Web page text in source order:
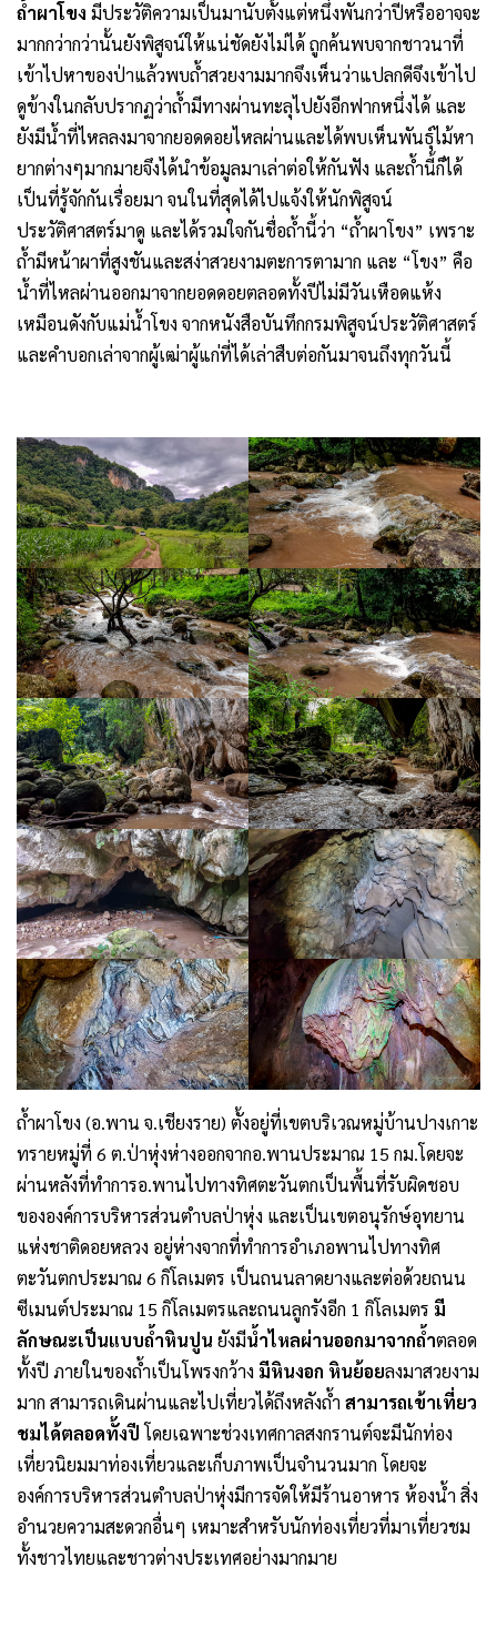
ถ้ำผาโขง มีประวัติความเป็นมานับตั้งแต่หนึ่งพันกว่าปีหรืออาจจะ
มากกว่ากว่านั้นยังพิสูจน์ให้แน่ชัดยังไม่ได้ ถูกค้นพบจากชาวนาที่
เข้าไปหาของป่าแล้วพบถ้ำสวยงามมากจึงเห็นว่าแปลกดีจึงเข้าไป
ดูข้างในกลับปรากฏว่าถ้ำมีทางผ่านทะลุไปยังอีกฟากหนึ่งได้ และ
ยังมีน้ำที่ไหลลงมาจากยอดดอยไหลผ่านและได้พบเห็นพันธุ์ไม้หา
ยากต่างๆมากมายจึงได้นำข้อมูลมาเล่าต่อให้กันฟัง และถ้ำนี้ก็ได้
เป็นที่รู้จักกันเรื่อยมา จนในที่สุดได้ไปแจ้งให้นักพิสูจน์
ประวัติศาสตร์มาดู และได้รวมใจกันชื่อถ้ำนี้ว่า “ถ้ำผาโขง” เพราะ
ถ้ำมีหน้าผาที่สูงชันและสง่าสวยงามตะการตามาก และ “โขง” คือ
น้ำที่ไหลผ่านออกมาจากยอดดอยตลอดทั้งปีไม่มีวันเหือดแห้ง
เหมือนดังกับแม่น้ำโขง จากหนังสือบันทึกกรมพิสูจน์ประวัติศาสตร์
และคำบอกเล่าจากผู้เฒ่าผู้แก่ที่ได้เล่าสืบต่อกันมาจนถึงทุกวันนี้
ถ้ำผาโขง (อ.พาน จ.เชียงราย) ตั้งอยู่ที่เขตบริเวณหมู่บ้านปางเกาะ
ทรายหมู่ที่ 6 ต.ป่าหุ่งห่างออกจากอ.พานประมาณ 15 กม.โดยจะ
ผ่านหลังที่ทำการอ.พานไปทางทิศตะวันตกเป็นพื้นที่รับผิดชอบ
ขององค์การบริหารส่วนตำบลป่าหุ่ง และเป็นเขตอนุรักษ์อุทยาน
แห่งชาติดอยหลวง อยู่ห่างจากที่ทำการอำเภอพานไปทางทิศ
ตะวันตกประมาณ 6 กิโลเมตร เป็นถนนลาดยางและต่อด้วยถนน
ซีเมนต์ประมาณ 15 กิโลเมตรและถนนลูกรังอีก 1 กิโลเมตร มี
ลักษณะเป็นแบบถ้ำหินปูน ยังมีน้ำไหลผ่านออกมาจากถ้ำตลอด
ทั้งปี ภายในของถ้ำเป็นโพรงกว้าง มีหินงอก หินย้อยลงมาสวยงาม
มาก สามารถเดินผ่านและไปเที่ยวได้ถึงหลังถ้ำ สามารถเข้าเที่ยว
ชมได้ตลอดทั้งปีโดยเฉพาะช่วงเทศกาลสงกรานต์จะมีนักท่อง
เที่ยวนิยมมาท่องเที่ยวและเก็บภาพเป็นจำนวนมาก โดยจะ
องค์การบริหารส่วนตำบลป่าหุ่งมีการจัดให้มีร้านอาหาร ห้องน้ำ สิ่ง
อำนวยความสะดวกอื่นๆ เหมาะสำหรับนักท่องเที่ยวที่มาเที่ยวชม
ทั้งชาวไทยและชาวต่างประเทศอย่างมากมาย